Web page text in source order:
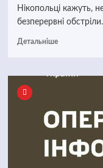
Нікопольці кажуть,
безперервні
Детальніше